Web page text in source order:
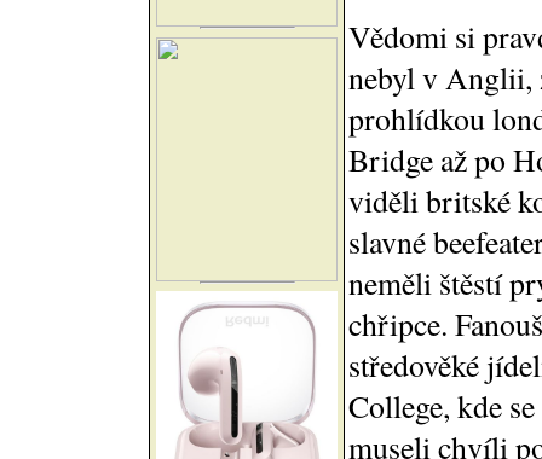
Vědomi si
nebyl v Anglii,
prohlídkou
Bridge až po
viděli britské
slavné
neměli štěstí
chřipce.
středověké
College, kde
museli chvíli